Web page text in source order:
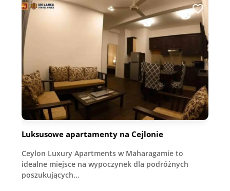
Luksusowe apartamenty na Cejlonie
Ceylon Luxury Apartments w Maharagamie to
idealne miejsce na wypoczynek dla podróżnych
poszukujących…